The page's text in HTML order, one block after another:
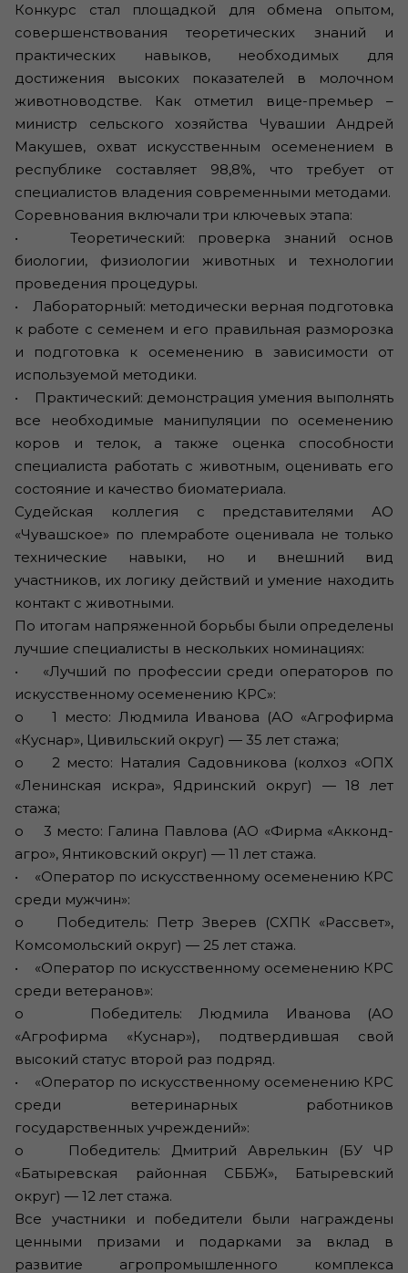
Конкурс стал площадкой для обмена опытом,
совершенствования теоретических знаний и
практических навыков, необходимых для
достижения высоких показателей в молочном
животноводстве. Как отметил вице-премьер –
министр сельского хозяйства Чувашии Андрей
Макушев, охват искусственным осеменением в
республике составляет 98,8%, что требует от
специалистов владения современными методами.
Соревнования включали три ключевых этапа:
• Теоретический: проверка знаний основ
биологии, физиологии животных и технологии
проведения процедуры.
• Лабораторный: методически верная подготовка
к работе с семенем и его правильная разморозка
и подготовка к осеменению в зависимости от
используемой методики.
• Практический: демонстрация умения выполнять
все необходимые манипуляции по осеменению
коров и телок, а также оценка способности
специалиста работать с животным, оценивать его
состояние и качество биоматериала.
Судейская коллегия с представителями АО
«Чувашское» по племработе оценивала не только
технические навыки, но и внешний вид
участников, их логику действий и умение находить
контакт с животными.
По итогам напряженной борьбы были определены
лучшие специалисты в нескольких номинациях:
• «Лучший по профессии среди операторов по
искусственному осеменению КРС»:
o 1 место: Людмила Иванова (АО «Агрофирма
«Куснар», Цивильский округ) — 35 лет стажа;
o 2 место: Наталия Садовникова (колхоз «ОПХ
«Ленинская искра», Ядринский округ) — 18 лет
стажа;
o 3 место: Галина Павлова (АО «Фирма «Акконд-
агро», Янтиковский округ) — 11 лет стажа.
• «Оператор по искусственному осеменению КРС
среди мужчин»:
o Победитель: Петр Зверев (СХПК «Рассвет»,
Комсомольский округ) — 25 лет стажа.
• «Оператор по искусственному осеменению КРС
среди ветеранов»:
o Победитель: Людмила Иванова (АО
«Агрофирма «Куснар»), подтвердившая свой
высокий статус второй раз подряд.
• «Оператор по искусственному осеменению КРС
среди ветеринарных работников
государственных учреждений»:
o Победитель: Дмитрий Аврелькин (БУ ЧР
«Батыревская районная СББЖ», Батыревский
округ) — 12 лет стажа.
Все участники и победители были награждены
ценными призами и подарками за вклад в
развитие агропромышленного комплекса